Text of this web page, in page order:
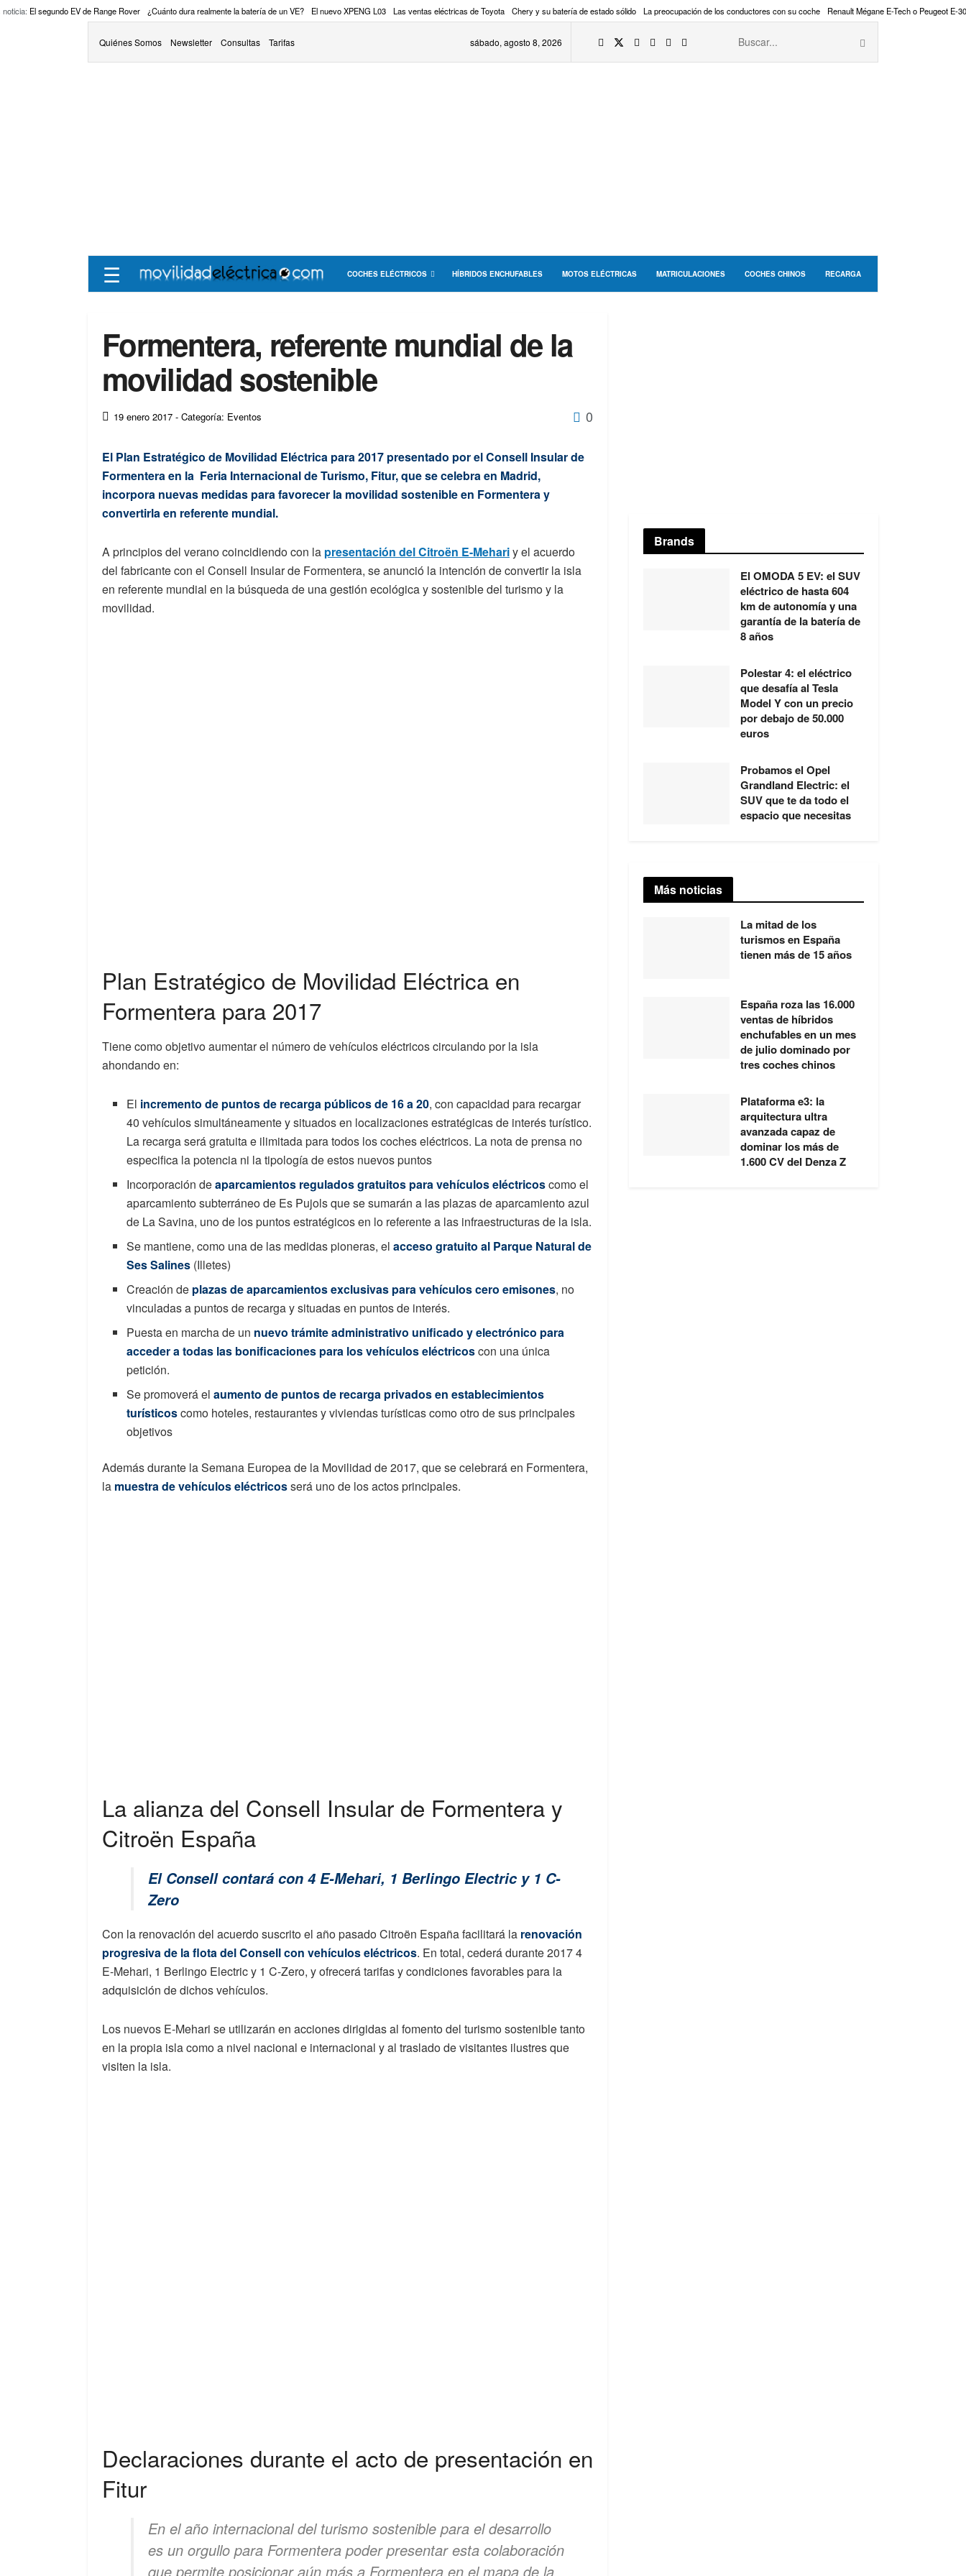
noticia: El segundo EV de Range Rover ¿Cuánto dura realmente la batería de un VE? El nuevo XPENG L03 Las ventas eléctricas de Toyota Chery y su batería de estado sólido La preocupación de los conductores con su coche Renault Mégane E-Tech o Peugeot E-
Quiénes Somos Newsletter Consultas Tarifas sábado, agosto 8, 2026
☰ COCHES ELÉCTRICOS HÍBRIDOS ENCHUFABLES MOTOS ELÉCTRICAS MATRICULACIONES COCHES CHINOS RECARGA
Formentera, referente mundial de la
movilidad sostenible
19 enero 2017 - Categoría: Eventos 0
El Plan Estratégico de Movilidad Eléctrica para 2017 presentado por el Consell Insular de
Formentera en la Feria Internacional de Turismo, Fitur, que se celebra en Madrid,
incorpora nuevas medidas para favorecer la movilidad sostenible en Formentera y
convertirla en referente mundial.
A principios del verano coincidiendo con la presentación del Citroën E-Mehariy el acuerdo
del fabricante con el Consell Insular de Formentera, se anunció la intención de convertir la isla
en referente mundial en la búsqueda de una gestión ecológica y sostenible del turismo y la
movilidad.
Plan Estratégico de Movilidad Eléctrica en
Formentera para 2017
Tiene como objetivo aumentar el número de vehículos eléctricos circulando por la isla
ahondando en:
El incremento de puntos de recarga públicos de 16 a 20, con capacidad para recargar
40 vehículos simultáneamente y situados en localizaciones estratégicas de interés turístico.
La recarga será gratuita e ilimitada para todos los coches eléctricos. La nota de prensa no
especifica la potencia ni la tipología de estos nuevos puntos
Incorporación deaparcamientos regulados gratuitos para vehículos eléctricoscomo el
aparcamiento subterráneo de Es Pujols que se sumarán a las plazas de aparcamiento azul
de La Savina, uno de los puntos estratégicos en lo referente a las infraestructuras de la isla.
Se mantiene, como una de las medidas pioneras, elacceso gratuito al Parque Natural de
Ses Salines (Illetes)
Creación de plazas de aparcamientos exclusivas para vehículos cero emisones, no
vinculadas a puntos de recarga y situadas en puntos de interés.
Puesta en marcha de un nuevo trámite administrativo unificado y electrónico para
acceder a todas las bonificaciones para los vehículos eléctricoscon una única
petición.
Se promoverá elaumento de puntos de recarga privados en establecimientos
turísticoscomo hoteles, restaurantes y viviendas turísticas como otro de sus principales
objetivos
Además durante la Semana Europea de la Movilidad de 2017, que se celebrará en Formentera,
la muestra de vehículos eléctricosserá uno de los actos principales.
La alianza del Consell Insular de Formentera y
Citroën España
El Consell contará con 4 E-Mehari, 1 Berlingo Electric y 1 C-
Zero
Con la renovación del acuerdo suscrito el año pasado Citroën España facilitará la renovación
progresiva de la flota del Consell con vehículos eléctricos. En total, cederá durante 2017 4
E-Mehari, 1 Berlingo Electric y 1 C-Zero, y ofrecerá tarifas y condiciones favorables para la
adquisición de dichos vehículos.
Los nuevos E-Mehari se utilizarán en acciones dirigidas al fomento del turismo sostenible tanto
en la propia isla como a nivel nacional e internacional y al traslado de visitantes ilustres que
visiten la isla.
Declaraciones durante el acto de presentación en
Fitur
En el año internacional del turismo sostenible para el desarrollo
es un orgullo para Formentera poder presentar esta colaboración
que permite posicionar aún más a Formentera en el mapa de la
Brands
El OMODA 5 EV: el SUV
eléctrico de hasta 604
km de autonomía y una
garantía de la batería de
8 años
Polestar 4: el eléctrico
que desafía al Tesla
Model Y con un precio
por debajo de 50.000
euros
Probamos el Opel
Grandland Electric: el
SUV que te da todo el
espacio que necesitas
Más noticias
La mitad de los
turismos en España
tienen más de 15 años
España roza las 16.000
ventas de híbridos
enchufables en un mes
de julio dominado por
tres coches chinos
Plataforma e3: la
arquitectura ultra
avanzada capaz de
dominar los más de
1.600 CV del Denza Z